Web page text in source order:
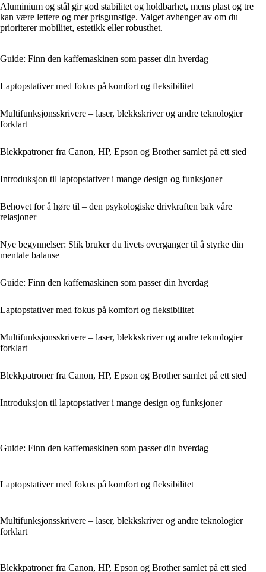
Aluminium og stål gir god stabilitet og holdbarhet, mens plast og tre
kan være lettere og mer prisgunstige. Valget avhenger av om du
prioriterer mobilitet, estetikk eller robusthet.
Guide: Finn den kaffemaskinen som passer din hverdag
Laptopstativer med fokus på komfort og fleksibilitet
Multifunksjonsskrivere – laser, blekkskriver og andre teknologier
forklart
Blekkpatroner fra Canon, HP, Epson og Brother samlet på ett sted
Introduksjon til laptopstativer i mange design og funksjoner
Behovet for å høre til – den psykologiske drivkraften bak våre
relasjoner
Nye begynnelser: Slik bruker du livets overganger til å styrke din
mentale balanse
Guide: Finn den kaffemaskinen som passer din hverdag
Laptopstativer med fokus på komfort og fleksibilitet
Multifunksjonsskrivere – laser, blekkskriver og andre teknologier
forklart
Blekkpatroner fra Canon, HP, Epson og Brother samlet på ett sted
Introduksjon til laptopstativer i mange design og funksjoner
Guide: Finn den kaffemaskinen som passer din hverdag
Laptopstativer med fokus på komfort og fleksibilitet
Multifunksjonsskrivere – laser, blekkskriver og andre teknologier
forklart
Blekkpatroner fra Canon, HP, Epson og Brother samlet på ett sted